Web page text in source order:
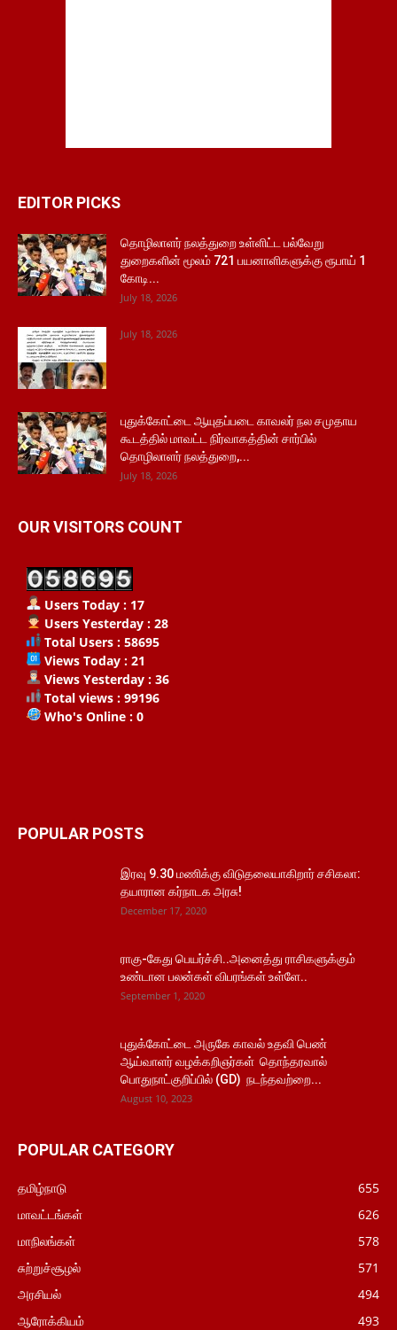
EDITOR PICKS
தொழிலாளர் நலத்துறை உள்ளிட்ட பல்வேறு
துறைகளின் மூலம் 721 பயனாளிகளுக்கு ரூபாய் 1
கோடி...
July 18, 2026
July 18, 2026
புதுக்கோட்டை ஆயுதப்படை காவலர் நல சமுதாய
கூடத்தில் மாவட்ட நிர்வாகத்தின் சார்பில்
தொழிலாளர் நலத்துறை,...
July 18, 2026
OUR VISITORS COUNT
Users Today : 17
Users Yesterday : 28
Total Users : 58695
Views Today : 21
Views Yesterday : 36
Total views : 99196
Who's Online : 0
POPULAR POSTS
இரவு 9.30 மணிக்கு விடுதலையாகிறார் சசிகலா:
தயாரான கர்நாடக அரசு!
December 17, 2020
ராகு-கேது பெயர்ச்சி..அனைத்து ராசிகளுக்கும்
உண்டான பலன்கள் விபரங்கள் உள்ளே..
September 1, 2020
புதுக்கோட்டை அருகே காவல் உதவி பெண்
ஆய்வாளர் வழக்கறிஞர்கள் தொந்தரவால்
பொதுநாட்குறிப்பில் (GD) நடந்தவற்றை...
August 10, 2023
POPULAR CATEGORY
தமிழ்நாடு
655
மாவட்டங்கள்
626
மாநிலங்கள்
578
சுற்றுச்சூழல்
571
அரசியல்
494
ஆரோக்கியம்
493